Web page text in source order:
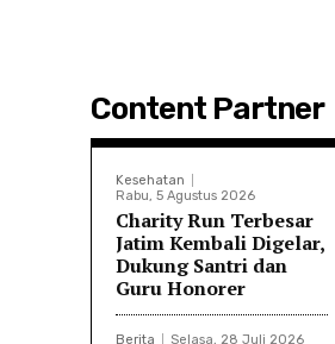
Content Partner
Kesehatan
Rabu, 5 Agustus 2026
Charity Run Terbesar
Jatim Kembali Digelar,
Dukung Santri dan
Guru Honorer
Berita Selasa, 28 Juli 2026